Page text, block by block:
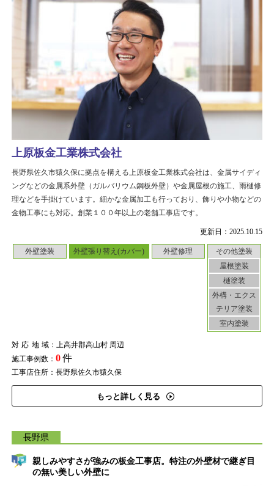
更新日：2025.10.15
外壁塗装 外壁張り替え(カバー) 外壁修理
その他塗装
屋根塗装
樋塗装
外構・エクス
テリア塗装
室内塗装
対応地域：上高井郡高山村 周辺
施工事例数： 0件
工事店住所：長野県佐久市猿久保
もっと詳しく見る
上原板金工業株式会社
長野県佐久市猿久保に拠点を構える上原板金工業株式会社は、金属サイディ
ングなどの金属系外壁（ガルバリウム鋼板外壁）や金属屋根の施工、雨樋修
理などを手掛けています。細かな金属加工も行っており、飾りや小物などの
金物工事にも対応。創業１００年以上の老舗工事店です。
長野県
親しみやすさが強みの板金工事店。特注の外壁材で継ぎ目
の無い美しい外壁に